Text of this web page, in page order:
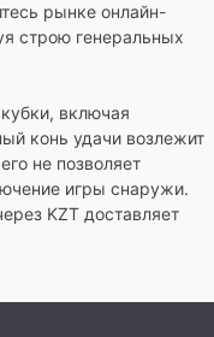
рынке онлайн-
строю генеральных
включая
конь удачи возлежит
не позволяет
игры снаружи.
KZT доставляет